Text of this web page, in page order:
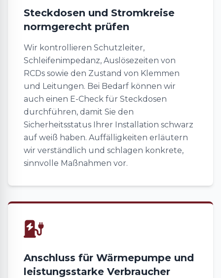
Steckdosen und Stromkreise
normgerecht prüfen
Wir kontrollieren Schutzleiter,
Schleifenimpedanz, Auslösezeiten von
RCDs sowie den Zustand von Klemmen
und Leitungen. Bei Bedarf können wir
auch einen E-Check für Steckdosen
durchführen, damit Sie den
Sicherheitsstatus Ihrer Installation schwarz
auf weiß haben. Auffälligkeiten erläutern
wir verständlich und schlagen konkrete,
sinnvolle Maßnahmen vor.
Anschluss für Wärmepumpe und
leistungsstarke Verbraucher